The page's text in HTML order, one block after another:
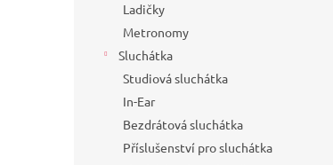
Ladičky
Metronomy
Sluchátka
Studiová sluchátka
In-Ear
Bezdrátová sluchátka
Příslušenství pro sluchátka